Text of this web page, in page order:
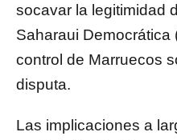
socavar la legitimidad
Saharaui Democrática
control de Marruecos
disputa.
Las implicaciones a